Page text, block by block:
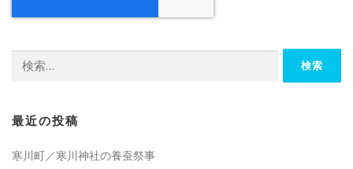
索:
最近の投稿
寒川町／寒川神社の養蚕祭事